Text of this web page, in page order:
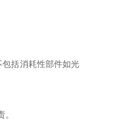
包括消耗性部件如光